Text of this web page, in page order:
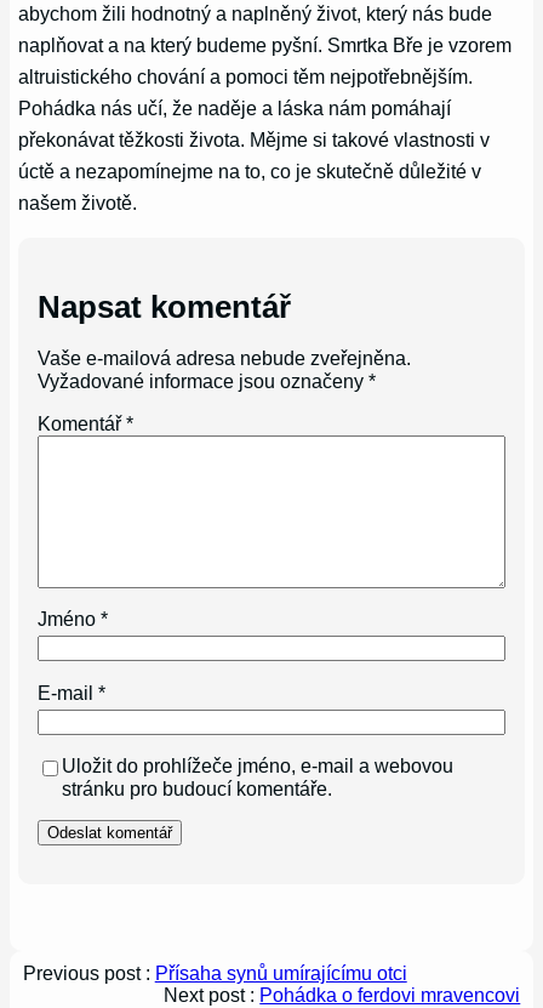
abychom žili hodnotný a naplněný život, který nás bude
naplňovat a na který budeme pyšní. Smrtka Bře je vzorem
altruistického chování a pomoci těm nejpotřebnějším.
Pohádka nás učí, že naděje a láska nám pomáhají
překonávat těžkosti života. Mějme si takové vlastnosti v
úctě a nezapomínejme na to, co je skutečně důležité v
našem životě.
Napsat komentář
Vaše e-mailová adresa nebude zveřejněna.
Vyžadované informace jsou označeny*
Komentář*
Jméno*
E-mail*
Uložit do prohlížeče jméno, e-mail a webovou
stránku pro budoucí komentáře.
Previous post : Přísaha synů umírajícímu otci
Next post : Pohádka o ferdovi mravencovi